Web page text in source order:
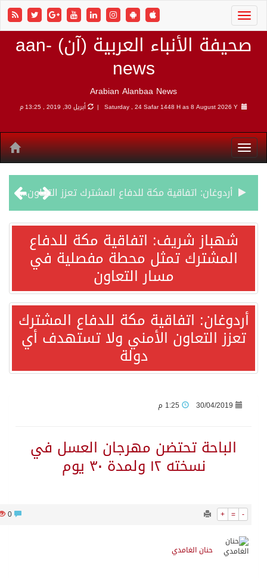
صحيفة الأنباء العربية (آن) aan-
news
Arabian Alanbaa News
Saturday , 24 Safar 1448 H as8 August 2026 Y | أبريل 30, 2019 , 13:25 م
أردوغان: اتفاقية مكة للدفاع المشترك تعزز التعاون الأمني ولا تستهدف أي دولة
سمو وزير الخارجية : اتفاقية مكة تعكس الإرادة السياسية لحماية أمن المنطقة
صدور بيان مشترك لقمة مكة المكرمة للدفاع المشترك بين المملكة العربية السعودية والجمهورية التركية وجمهورية باكستان الإسلامية.
قفزة عالمية جديدة لتخصصات «الإعلام» بالأكاديمية العربية هيئة AQAS الألمانية تمنح برامج الإعلام بالأكاديمية العربية الاعتماد غير المشروط وفق المعايير الأوروبية..
بمشاركة السعودية.. اجتماع رباعي يبحث خفض التصعيد ومعالجة التحديات الأمنية الراهنة
وزير الخارجية السعودي: جميع إجراءات إسرائيل الأحادية في أراضي فلسطين باطلة
“الفرصة الأخيرة”.. ترامب: المحادثات مع إيران جارية الآن
شهباز شريف: اتفاقية مكة للدفاع
المشترك تمثل محطة مفصلية في
مسار التعاون
اتفاقية مكة للدفاع المشترك
التعاون الأمني ولا تستهدف أي
دولة
30/04/2019 1:25 م
الباحة تحتضن مهرجان العسل في
نسخته ١٢ ولمدة ٣٠ يوم
679
حنان الغامدي